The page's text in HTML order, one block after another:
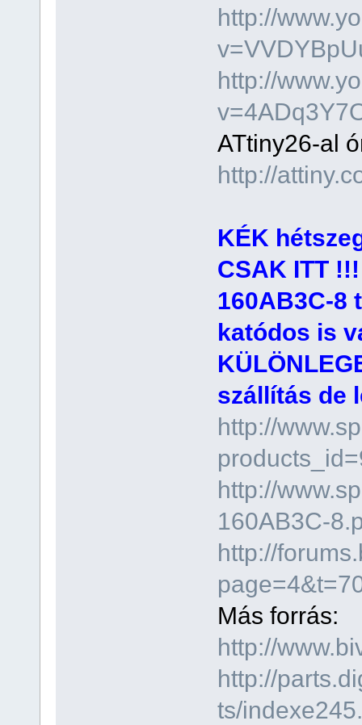
http://
http://
ATtiny26-al
http://
KÉK
CSAK ITT
160AB3C-8
katódos is
szállítás de
http://
http://
160AB3C-
http://
Más forrás:
http://
http://
ts/